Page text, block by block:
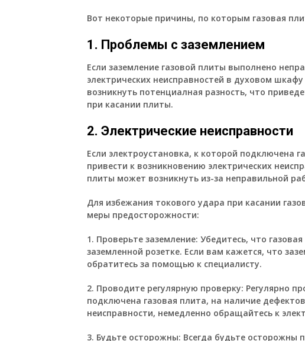
Вот некоторые причины, по которым газовая
1. Проблемы с заземлением
Если заземление газовой плиты выполнено
электрических неисправностей в духовом
возникнуть потенциалная разность, что
при касании плиты.
2. Электрические неисправности
Если электроустановка, к которой подключена
привести к возникновению электрических
плиты может возникнуть из-за неправильной
Для избежания токового удара при касании
меры предосторожности:
1. Проверьте заземление: Убедитесь, что
заземленной розетке. Если вам кажется, что
обратитесь за помощью к специалисту.
2. Проводите регулярную проверку: Регулярно
подключена газовая плита, на наличие
неисправности, немедленно обращайтесь к
3. Будьте осторожны: Всегда будьте осторожны